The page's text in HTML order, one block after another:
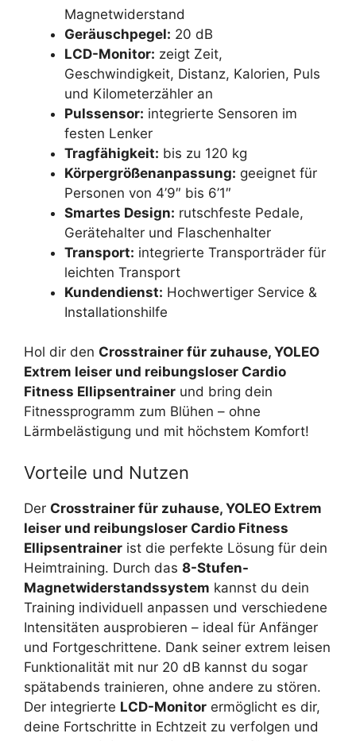
Magnetwiderstand
Geräuschpegel: 20 dB
LCD-Monitor: zeigt Zeit,
Geschwindigkeit, Distanz, Kalorien, Puls
und Kilometerzähler an
Pulssensor: integrierte Sensoren im
festen Lenker
Tragfähigkeit: bis zu 120 kg
Körpergrößenanpassung: geeignet für
Personen von 4’9″ bis 6’1″
Smartes Design: rutschfeste Pedale,
Gerätehalter und Flaschenhalter
Transport: integrierte Transporträder für
leichten Transport
Kundendienst: Hochwertiger Service &
Installationshilfe
Hol dir den Crosstrainer für zuhause, YOLEO
Extrem leiser und reibungsloser Cardio
Fitness Ellipsentrainer und bring dein
Fitnessprogramm zum Blühen – ohne
Lärmbelästigung und mit höchstem Komfort!
Vorteile und Nutzen
Der Crosstrainer für zuhause, YOLEO Extrem
leiser und reibungsloser Cardio Fitness
Ellipsentrainer ist die perfekte Lösung für dein
Heimtraining. Durch das 8-Stufen-
Magnetwiderstandssystem kannst du dein
Training individuell anpassen und verschiedene
Intensitäten ausprobieren – ideal für Anfänger
und Fortgeschrittene. Dank seiner extrem leisen
Funktionalität mit nur 20 dB kannst du sogar
spätabends trainieren, ohne andere zu stören.
Der integrierte LCD-Monitor ermöglicht es dir,
deine Fortschritte in Echtzeit zu verfolgen und